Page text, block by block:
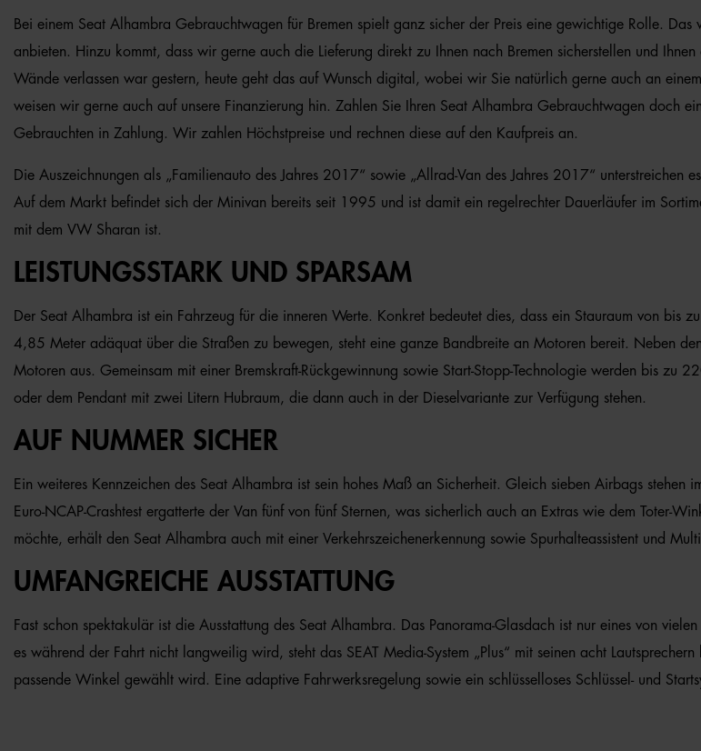
Bei einem Seat Alhambra Gebrauchtwagen für Bremen spielt ganz sicher der Preis eine gewichtige Rolle.
anbieten. Hinzu kommt, dass wir gerne auch die Lieferung direkt zu Ihnen nach Bremen sicherstellen und
Wände verlassen war gestern, heute geht das auf Wunsch digital, wobei wir Sie natürlich gerne auch an
weisen wir gerne auch auf unsere Finanzierung hin. Zahlen Sie Ihren Seat Alhambra Gebrauchtwagen doch
Gebrauchten in Zahlung. Wir zahlen Höchstpreise und rechnen diese auf den Kaufpreis an.
Die Auszeichnungen als „Familienauto des Jahres 2017“ sowie „Allrad-Van des Jahres 2017“
Auf dem Markt befindet sich der Minivan bereits seit 1995 und ist damit ein regelrechter Dauerläufer im
mit dem VW Sharan ist.
LEISTUNGSSTARK UND SPARSAM
Der Seat Alhambra ist ein Fahrzeug für die inneren Werte. Konkret bedeutet dies, dass ein Stauraum von
4,85 Meter adäquat über die Straßen zu bewegen, steht eine ganze Bandbreite an Motoren bereit. Neben
Motoren aus. Gemeinsam mit einer Bremskraft-Rückgewinnung sowie Start-Stopp-Technologie werden bis zu
oder dem Pendant mit zwei Litern Hubraum, die dann auch in der Dieselvariante zur Verfügung stehen.
AUF NUMMER SICHER
Ein weiteres Kennzeichen des Seat Alhambra ist sein hohes Maß an Sicherheit. Gleich sieben Airbags
Euro-NCAP-Crashtest ergatterte der Van fünf von fünf Sternen, was sicherlich auch an Extras wie dem Toter-
möchte, erhält den Seat Alhambra auch mit einer Verkehrszeichenerkennung sowie Spurhalteassistent und
UMFANGREICHE AUSSTATTUNG
Fast schon spektakulär ist die Ausstattung des Seat Alhambra. Das Panorama-Glasdach ist nur eines von
es während der Fahrt nicht langweilig wird, steht das SEAT Media-System „Plus“ mit seinen acht
passende Winkel gewählt wird. Eine adaptive Fahrwerksregelung sowie ein schlüsselloses Schlüssel- und